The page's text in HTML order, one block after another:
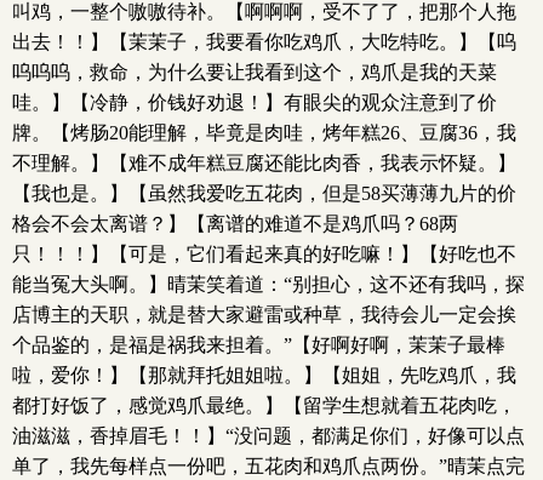
叫鸡，一整个嗷嗷待补。【啊啊啊，受不了了，把那个人拖
出去！！】【茉茉子，我要看你吃鸡爪，大吃特吃。】【呜
呜呜呜，救命，为什么要让我看到这个，鸡爪是我的天菜
哇。】【冷静，价钱好劝退！】有眼尖的观众注意到了价
牌。【烤肠20能理解，毕竟是肉哇，烤年糕26、豆腐36，我
不理解。】【难不成年糕豆腐还能比肉香，我表示怀疑。】
【我也是。】【虽然我爱吃五花肉，但是58买薄薄九片的价
格会不会太离谱？】【离谱的难道不是鸡爪吗？68两
只！！！】【可是，它们看起来真的好吃嘛！】【好吃也不
能当冤大头啊。】晴茉笑着道：“别担心，这不还有我吗，探
店博主的天职，就是替大家避雷或种草，我待会儿一定会挨
个品鉴的，是福是祸我来担着。”【好啊好啊，茉茉子最棒
啦，爱你！】【那就拜托姐姐啦。】【姐姐，先吃鸡爪，我
都打好饭了，感觉鸡爪最绝。】【留学生想就着五花肉吃，
油滋滋，香掉眉毛！！】“没问题，都满足你们，好像可以点
单了，我先每样点一份吧，五花肉和鸡爪点两份。”晴茉点完